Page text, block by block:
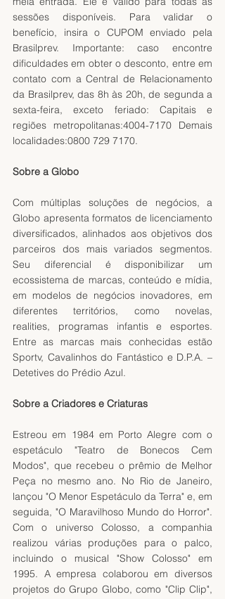
sessões disponíveis. Para validar o
benefício, insira o CUPOM enviado pela
Brasilprev. Importante: caso encontre
dificuldades em obter o desconto, entre em
contato com a Central de Relacionamento
da Brasilprev, das 8h às 20h, de segunda a
sexta-feira, exceto feriado: Capitais e
regiões metropolitanas:4004-7170 Demais
localidades:0800 729 7170.
Sobre a Globo
Com múltiplas soluções de negócios, a
Globo apresenta formatos de licenciamento
diversificados, alinhados aos objetivos dos
parceiros dos mais variados segmentos.
Seu diferencial é disponibilizar um
ecossistema de marcas, conteúdo e mídia,
em modelos de negócios inovadores, em
diferentes territórios, como novelas,
realities, programas infantis e esportes.
Entre as marcas mais conhecidas estão
Sportv, Cavalinhos do Fantástico e D.P.A. –
Detetives do Prédio Azul.
Sobre a Criadores e Criaturas
Estreou em 1984 em Porto Alegre com o
espetáculo "Teatro de Bonecos Cem
Modos", que recebeu o prêmio de Melhor
Peça no mesmo ano. No Rio de Janeiro,
lançou "O Menor Espetáculo da Terra" e, em
seguida, "O Maravilhoso Mundo do Horror".
Com o universo Colosso, a companhia
realizou várias produções para o palco,
incluindo o musical "Show Colosso" em
1995. A empresa colaborou em diversos
projetos do Grupo Globo, como "Clip Clip",